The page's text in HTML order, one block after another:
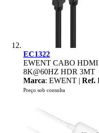
EC1322
EWENT CABO HDMI
8K@60HZ HDR 3MT
Marca: EWENT | Ref.
Preço sob consulta